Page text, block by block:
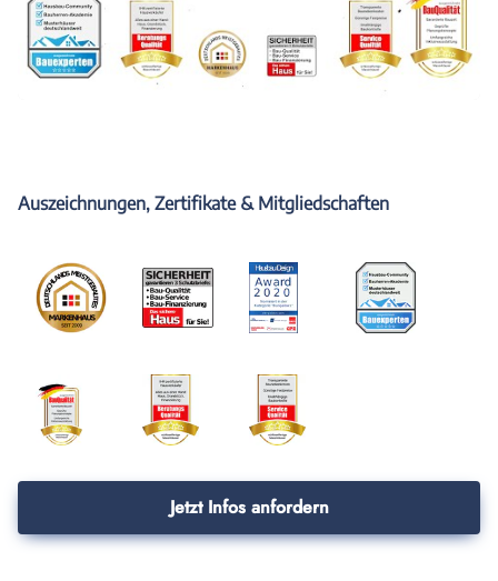
Auszeichnungen, Zertifikate & Mitgliedschaften
Jetzt Infos anfordern